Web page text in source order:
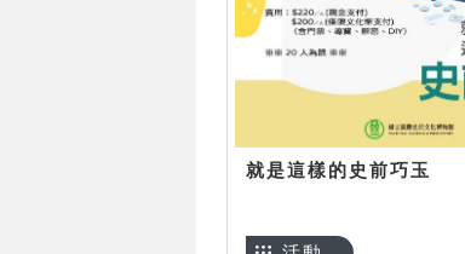
就是這樣的史前巧玉